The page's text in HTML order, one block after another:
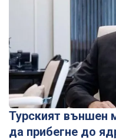
Турският
да прибегне до